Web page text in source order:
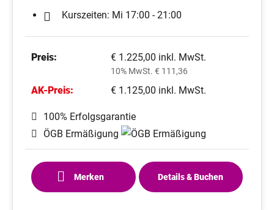
Kurszeiten: Mi 17:00 - 21:00
Preis: € 1.225,00 inkl. MwSt.
10% MwSt. € 111,36
AK-Preis: € 1.125,00 inkl. MwSt.
100% Erfolgsgarantie
ÖGB Ermäßigung
Merken Details & Buchen